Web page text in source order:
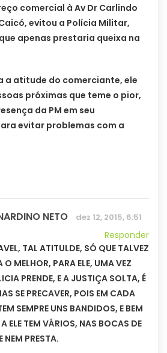
comercial à Av Dr Carlindo
evitou a Polícia Militar,
apenas prestaria queixa na
a atitude do comerciante, ele
próximas que teme o pior,
da PM em seu
evitar problemas com a
NETO
dez 12, 2015, 6:51
Responder
TAL ATITULDE, SÓ QUE TALVEZ
O MELHOR, PARA ELE, UMA VEZ
PRENDE, E A JUSTIÇA SOLTA, É
SE PRECAVER, POIS EM CADA
SEMPRE UNS BANDIDOS, E BEM
ELE TEM VÁRIOS, NAS BOCAS DE
NEM PRESTA.